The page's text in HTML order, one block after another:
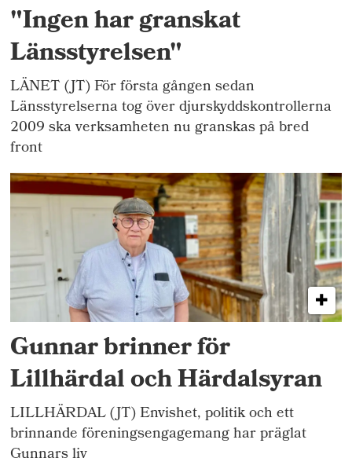
"Ingen har granskat
Länsstyrelsen"
LÄNET (JT) För första gången sedan
Länsstyrelserna tog över djurskyddskontrollerna
2009 ska verksamheten nu granskas på bred
front
Gunnar brinner för
Lillhärdal och Härdalsyran
LILLHÄRDAL (JT) Envishet, politik och ett
brinnande föreningsengagemang har präglat
Gunnars liv